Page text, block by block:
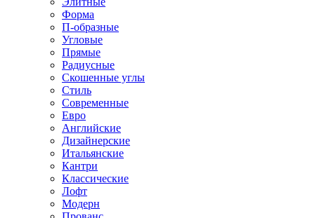
Форма
П-образные
Угловые
Прямые
Радиусные
Скошенные углы
Стиль
Современные
Евро
Английские
Дизайнерские
Итальянские
Кантри
Классические
Лофт
Модерн